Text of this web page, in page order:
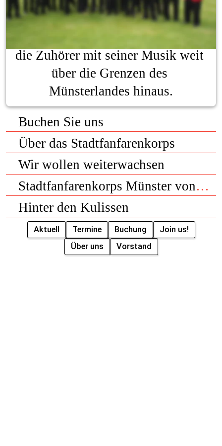
Das Show-Orchester
des Stadtfanfarenkorps begeistert
die Zuhörer mit seiner Musik weit
über die Grenzen des
Münsterlandes hinaus.
Buchen Sie uns
Über das Stadtfanfarenkorps
Wir wollen weiterwachsen
Stadtfanfarenkorps Münster von 1960 e.V. - eine Zeitreise
Hinter den Kulissen
Aktuell Termine Buchung
Join us!
Über uns
Vorstand